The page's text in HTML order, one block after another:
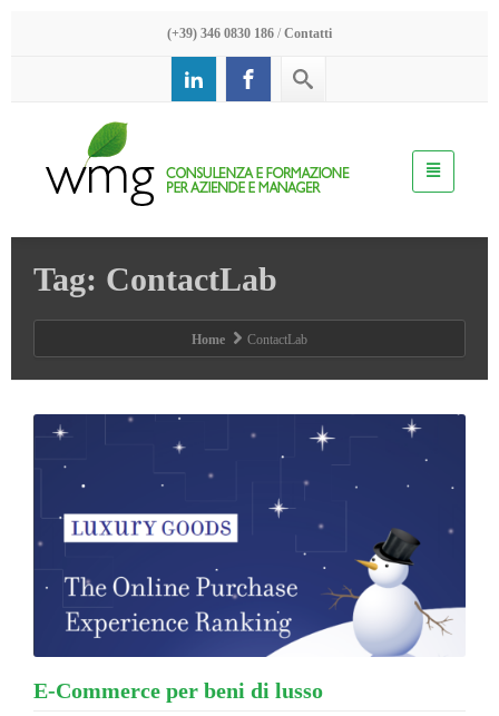
(+39) 346 0830 186 / Contatti
Tag: ContactLab
Home ContactLab
E-Commerce per beni di lusso